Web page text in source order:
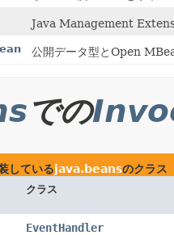
Java Management
公開データ型とOpen
での
しているjava.beansのクラス
クラス
EventHandler